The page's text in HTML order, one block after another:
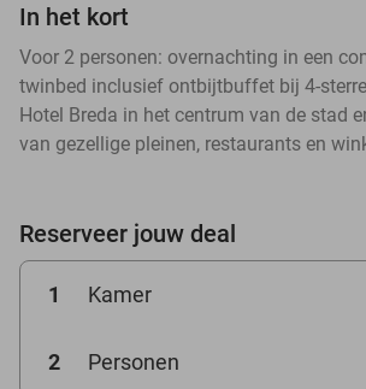
In het kort
Voor 2 personen: overnachting in een
twinbed inclusief ontbijtbuffet bij 4-
Hotel Breda in het centrum van de stad
van gezellige pleinen, restaurants en
Reserveer jouw deal
1 Kamer
2 Personen